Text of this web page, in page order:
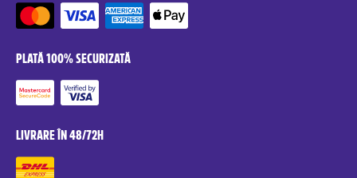
PLATĂ 100% SECURIZATĂ
LIVRARE ÎN 48/72H